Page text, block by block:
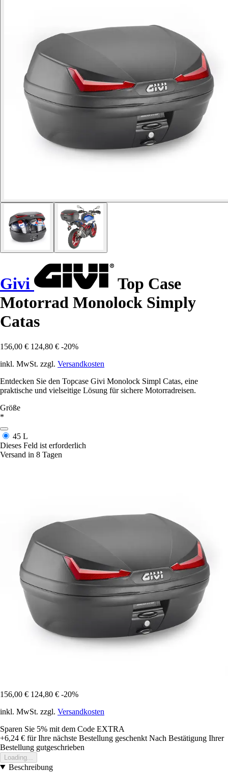
Givi
Top Case
Motorrad Monolock Simply
Catas
156,00 € 124,80 € -20%
inkl. MwSt. zzgl. Versandkosten
Entdecken Sie den Topcase Givi Monolock Simpl Catas, eine
praktische und vielseitige Lösung für sichere Motorradreisen.
Größe
*
45 L
Dieses Feld ist erforderlich
Versand in 8 Tagen
156,00 € 124,80 € -20%
inkl. MwSt. zzgl. Versandkosten
Sparen Sie 5% mit dem Code EXTRA
+6,24 € für Ihre nächste Bestellung geschenkt Nach Bestätigung Ihrer
Bestellung gutgeschrieben
Loading...
Beschreibung